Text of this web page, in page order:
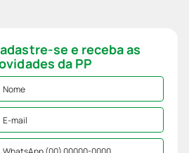
se e receba as
da PP